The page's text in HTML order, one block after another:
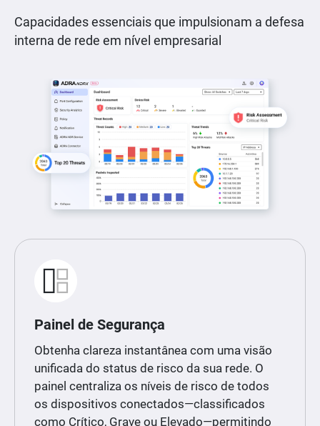
Capacidades essenciais que impulsionam a defesa
interna de rede em nível empresarial
Painel de Segurança
Obtenha clareza instantânea com uma visão
unificada do status de risco da sua rede. O
painel centraliza os níveis de risco de todos
os dispositivos conectados—classificados
como Crítico, Grave ou Elevado—permitindo